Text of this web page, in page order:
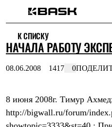
Интернет-магазин
Мужская одежда
Утепленная пухом
Куртки
Брюки
Утепленная синтетикой
Куртки
Брюки
К СПИСКУ
НАЧАЛА РАБОТУ
08.06.2008 1417 0
8 июня 2008г. Тимур
http://bigwall.ru/forum/